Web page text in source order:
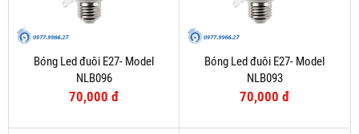
Bóng Led đuôi E27- Model
NLB096
70,000 đ
Bóng Led đuôi E27- Model
NLB093
70,000 đ